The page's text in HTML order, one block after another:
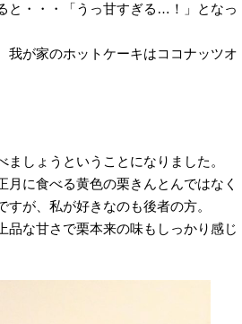
と・・・「うっ甘すぎる…！」となっ
我が家のホットケーキはココナッツオ
しょうということになりました。
に食べる黄色の栗きんとんではなく
が、私が好きなのも後者の方。
品な甘さで栗本来の味もしっかり感じ